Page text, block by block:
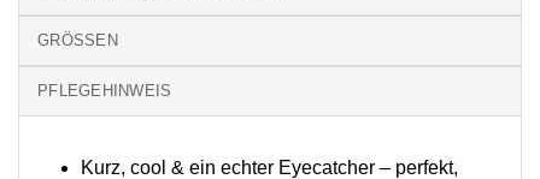
GRÖSSEN
PFLEGEHINWEIS
Kurz, cool & ein echter Eyecatcher – perfekt,